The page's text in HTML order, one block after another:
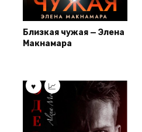
Близкая чужая — Элена
Макнамара